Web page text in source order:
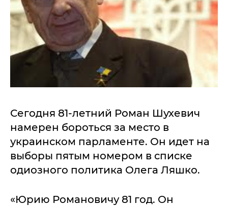
Сегодня 81-летний Роман Шухевич
намерен бороться за место в
украинском парламенте. Он идет на
выборы пятым номером в списке
одиозного политика Олега Ляшко.
«Юрию Романовичу 81 год. Он